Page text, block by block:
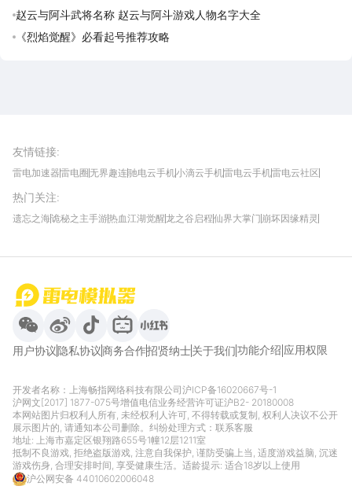
赵云与阿斗武将名称 赵云与阿斗游戏人物名字大全
《烈焰觉醒》必看起号推荐攻略
友情链接:
雷电加速器雷电圈无界趣连驰电云手机小滴云手机雷电云手机雷电云社区
我爱vr网华军软件园
热门关注:
遗忘之海诡秘之主手游热血江湖觉醒龙之谷启程仙界大掌门 崩坏因缘精灵
用户协议隐私协议商务合作招贤纳士关于我们功能介绍 应用权限
开发者名称：上海畅指网络科技有限公司沪ICP备16020667号-1
沪网文[2017] 1877-075号增值电信业务经营许可证沪B2- 20180008
本网站图片归权利人所有, 未经权利人许可, 不得转载或复制, 权利人决议不公开
展示图片的, 请通知本公司删除。纠纷处理方式： 联系客服
地址: 上海市嘉定区银翔路655号1幢12层1211室
抵制不良游戏, 拒绝盗版游戏, 注意自我保护, 谨防受骗上当, 适度游戏益脑, 沉迷
游戏伤身, 合理安排时间, 享受健康生活。适龄提示: 适合18岁以上使用
沪公网安备 44010602006048
首页
微信
微博 抖音 哔哩哔哩